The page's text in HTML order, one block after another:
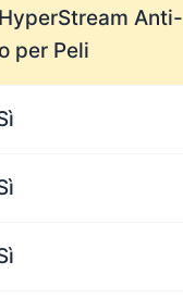
Anti-
per Peli